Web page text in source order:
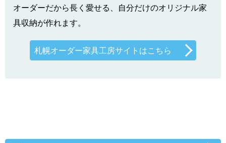
オーダーだから長く愛せる、自分だけのオリジナル家
具収納が作れます。
札幌オーダー家具工房サイトはこちら